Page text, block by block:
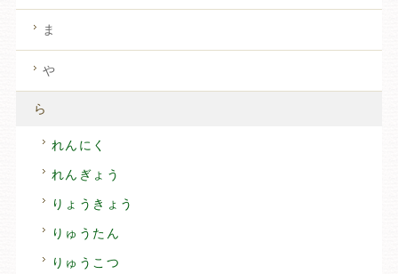
ま
や
ら
れんにく
れんぎょう
りょうきょう
りゅうたん
りゅうこつ